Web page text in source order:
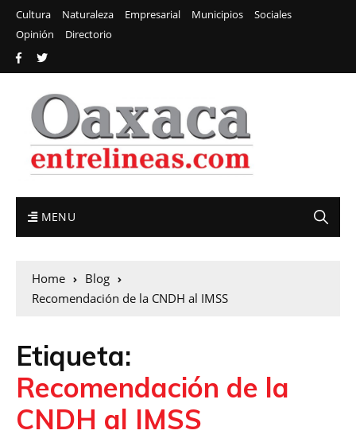
Cultura Naturaleza Empresarial Municipios
Sociales
Opinión
Directorio
MENU
Home
Blog
Recomendación de la CNDH al IMSS
Etiqueta:
Recomendación de la
CNDH al IMSS